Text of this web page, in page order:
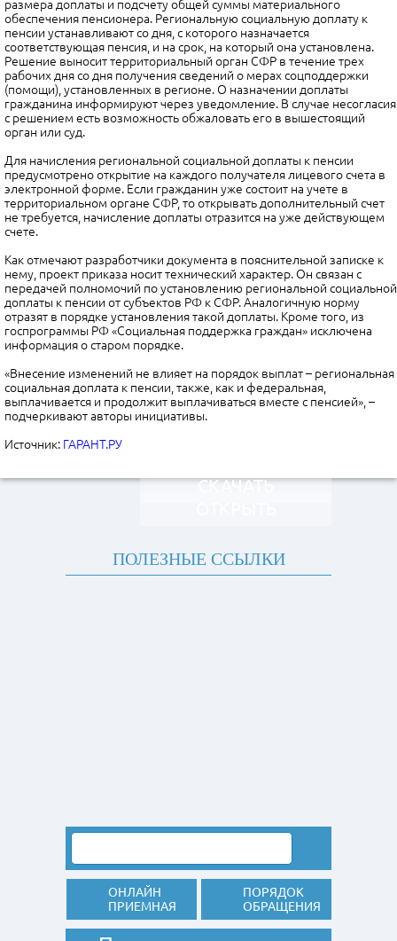
размера доплаты и подсчету общей суммы материального
обеспечения пенсионера. Региональную социальную доплату к
пенсии устанавливают со дня, с которого назначается
соответствующая пенсия, и на срок, на который она установлена.
Решение выносит территориальный орган СФР в течение трех
рабочих дня со дня получения сведений о мерах соцподдержки
(помощи), установленных в регионе. О назначении доплаты
гражданина информируют через уведомление. В случае несогласия
с решением есть возможность обжаловать его в вышестоящий
орган или суд.
Для начисления региональной социальной доплаты к пенсии
предусмотрено открытие на каждого получателя лицевого счета в
электронной форме. Если гражданин уже состоит на учете в
территориальном органе СФР, то открывать дополнительный счет
не требуется, начисление доплаты отразится на уже действующем
счете.
Как отмечают разработчики документа в пояснительной записке к
нему, проект приказа носит технический характер. Он связан с
передачей полномочий по установлению региональной социальной
доплаты к пенсии от субъектов РФ к СФР. Аналогичную норму
отразят в порядке установления такой доплаты. Кроме того, из
госпрограммы РФ «Социальная поддержка граждан» исключена
информация о старом порядке.
«Внесение изменений не влияет на порядок выплат – региональная
социальная доплата к пенсии, также, как и федеральная,
выплачивается и продолжит выплачиваться вместе с пенсией», –
подчеркивают авторы инициативы.
Источник: ГАРАНТ.РУ
СКАЧАТЬ
ПОЛЕЗНЫЕ ССЫЛКИ
ОНЛАЙН
ПРИЕМНАЯ
ПОРЯДОК
ОБРАЩЕНИЯ